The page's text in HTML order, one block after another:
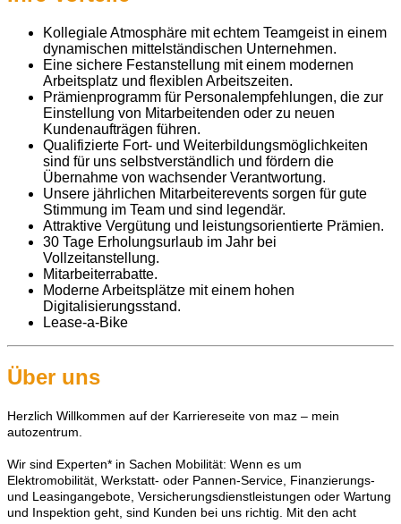
Kollegiale Atmosphäre mit echtem Teamgeist in einem
dynamischen mittelständischen Unternehmen.
Eine sichere Festanstellung mit einem modernen
Arbeitsplatz und flexiblen Arbeitszeiten.
Prämienprogramm für Personalempfehlungen, die zur
Einstellung von Mitarbeitenden oder zu neuen
Kundenaufträgen führen.
Qualifizierte Fort- und Weiterbildungsmöglichkeiten
sind für uns selbstverständlich und fördern die
Übernahme von wachsender Verantwortung.
Unsere jährlichen Mitarbeiterevents sorgen für gute
Stimmung im Team und sind legendär.
Attraktive Vergütung und leistungsorientierte Prämien.
30 Tage Erholungsurlaub im Jahr bei
Vollzeitanstellung.
Mitarbeiterrabatte.
Moderne Arbeitsplätze mit einem hohen
Digitalisierungsstand.
Lease-a-Bike
Über uns
Herzlich Willkommen auf der Karriereseite von maz – mein
autozentrum.
Wir sind Experten* in Sachen Mobilität: Wenn es um
Elektromobilität, Werkstatt- oder Pannen-Service, Finanzierungs-
und Leasingangebote, Versicherungsdienstleistungen oder Wartung
und Inspektion geht, sind Kunden bei uns richtig. Mit den acht